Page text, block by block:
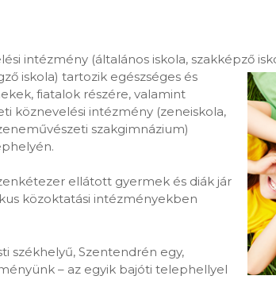
intézmény (általános iskola, szakképző
iskola) tartozik egészséges és
fiatalok részére, valamint
köznevelési intézmény (zeneiskola,
szakgimnázium)
ellátott gyermek és diák jár
közoktatási intézményekben
székhelyű, Szentendrén egy,
– az egyik bajóti telephellyel